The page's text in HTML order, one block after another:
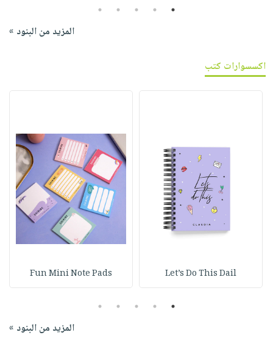
1
2
3
4
5
المزيد من البنود »
اكسسوارات كتب
Let’s Do This Dail
Fun Mini Note Pads
1
2
3
4
5
المزيد من البنود »